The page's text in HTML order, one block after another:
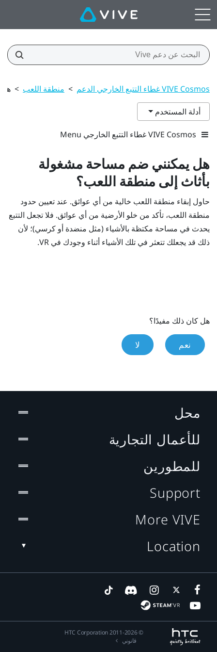
VIVE Cosmos غطاء التتبع الخارجي الدعم > منطقة اللعب > هل
أدلة المستخدم
VIVE Cosmos غطاء التتبع الخارجي Menu
هل يمكنني ضم مساحة مشغولة
بأثاث إلى منطقة اللعب؟
حاول إبقاء منطقة اللعب خالية من أي عوائق. عند تعيين حدود
منطقة اللعب، تأكد من خلو الأرضية من أي عوائق. فلا تجعل التتبع
يحدث في مساحة مكتظة بالأشياء (مثل منضدة أو كرسي)؛ لأن
ذلك قد يجعلك تتعثر في تلك الأشياء أثناء وجودك في VR.
هل كان ذلك مفيدًا؟
نعم لا
محل
للأعمال التجارية
للمطورين
Support
More VIVE
Location
© 2011-2026 HTC Corporation
قانوني